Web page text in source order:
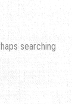
searching